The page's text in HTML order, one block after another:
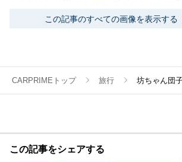
この記事のすべての画像を表示する
CARPRIMEトップ 旅行 坊ちゃん団
この記事をシェアする